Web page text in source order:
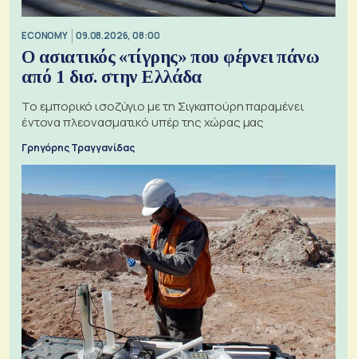
ECONOMY 09.08.2026, 08:00
Ο ασιατικός «τίγρης» που φέρνει πάνω
από 1 δισ. στην Ελλάδα
Το εμπορικό ισοζύγιο με τη Σιγκαπούρη παραμένει
έντονα πλεονασματικό υπέρ της χώρας μας
Γρηγόρης Τραγγανίδας